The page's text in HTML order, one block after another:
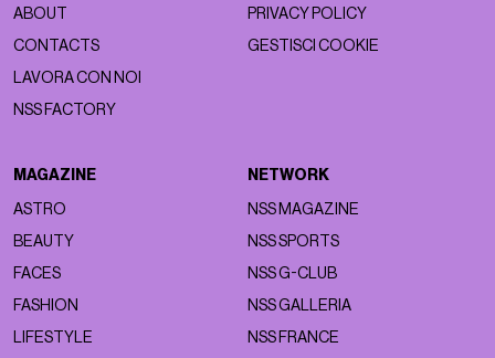
ABOUT
CONTACTS
LAVORA CON NOI
NSS FACTORY
PRIVACY POLICY
GESTISCI COOKIE
MAGAZINE
ASTRO
BEAUTY
FACES
FASHION
LIFESTYLE
NETWORK
NSS MAGAZINE
NSS SPORTS
NSS G-CLUB
NSS GALLERIA
NSS FRANCE